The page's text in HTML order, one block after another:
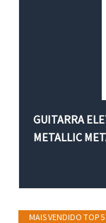
GUITARRA
METALLIC
MAIS VENDIDO TOP 5